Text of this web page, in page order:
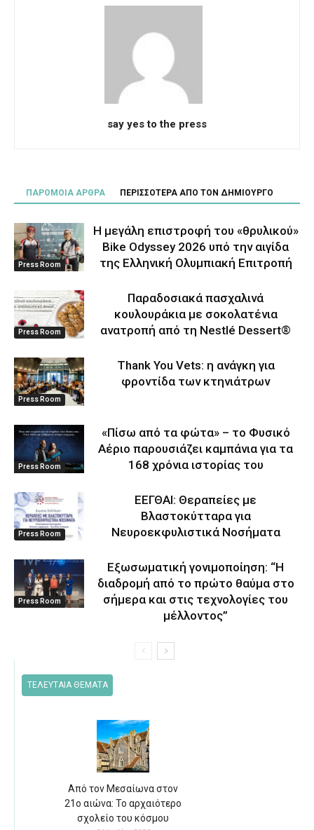
say yes to the press
ΠΑΡΟΜΟΙΑ ΑΡΘΡΑ ΠΕΡΙΣΣΟΤΕΡΑ ΑΠΟ ΤΟΝ ΔΗΜΙΟΥΡΓΟ
Press Room
Η μεγάλη επιστροφή του «θρυλικού»
Bike Odyssey 2026 υπό την αιγίδα
της Ελληνική Ολυμπιακή Επιτροπή
Press Room
Παραδοσιακά πασχαλινά
κουλουράκια με σοκολατένια
ανατροπή από τη Nestlé Dessert®
Press Room
Thank You Vets: η ανάγκη για
φροντίδα των κτηνιάτρων
Press Room
«Πίσω από τα φώτα» – το Φυσικό
Αέριο παρουσιάζει καμπάνια για τα
168 χρόνια ιστορίας του
Press Room
ΕΕΓΘΑΙ: Θεραπείες με
Βλαστοκύτταρα για
Νευροεκφυλιστικά Νοσήματα
Press Room
Eξωσωματική γονιμοποίηση: “Η
διαδρομή από το πρώτο θαύμα στο
σήμερα και στις τεχνολογίες του
μέλλοντος’’
ΤΕΛΕΥΤΑΙΑ ΘΕΜΑΤΑ
Από τον Μεσαίωνα στον
21ο αιώνα: Το αρχαιότερο
σχολείο του κόσμου